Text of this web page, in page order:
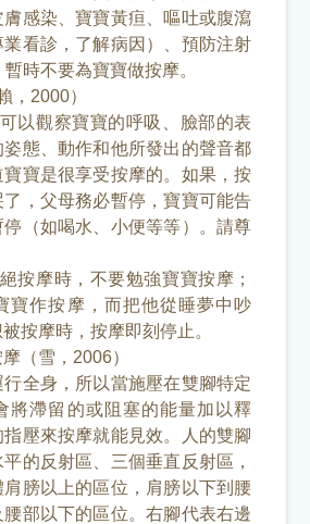
感染、寶寶黃疸、嘔吐或腹瀉
業看診，了解病因）、預防注射
時不要為寶寶做按摩。
，2000）
以觀察寶寶的呼吸、臉部的表
態、動作和他所發出的聲音都
寶是很享受按摩的。如果，按
了，父母務必暫停，寶寶可能告
（如喝水、小便等等）。請尊
按摩時，不要勉強寶寶按摩；
寶作按摩，而把他從睡夢中吵
按摩時，按摩即刻停止。
（雪，2006）
全身，所以當施壓在雙腳特定
將滯留的或阻塞的能量加以釋
壓來按摩就能見效。人的雙腳
的反射區、三個垂直反射區，
膀以上的區位，肩膀以下到腰
部以下的區位。右腳代表右邊